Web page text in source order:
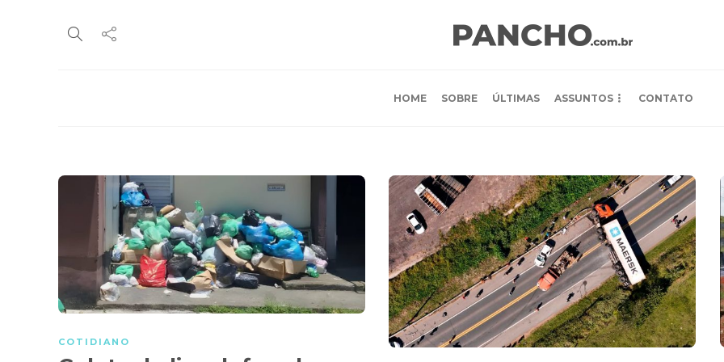
HOME SOBRE ÚLTIMAS ASSUNTOS CONTATO
COTIDIANO